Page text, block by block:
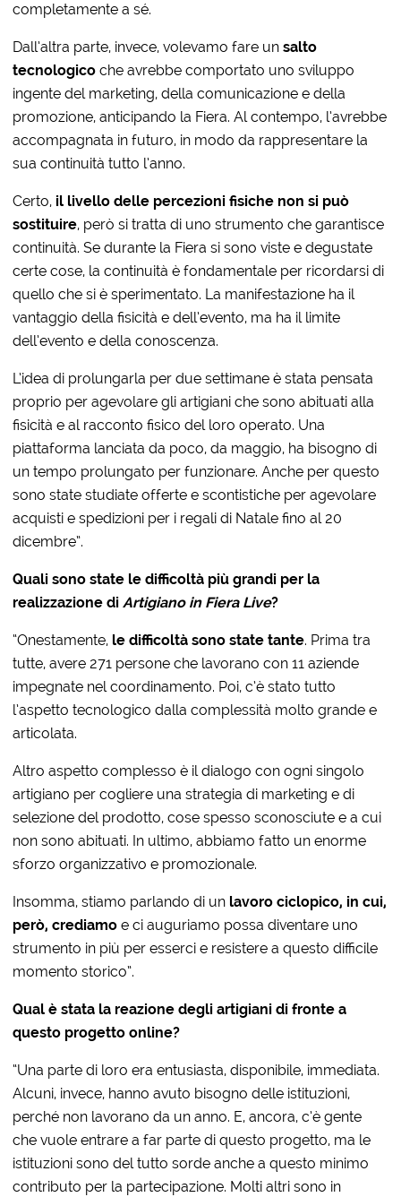
completamente a sé.
Dall’altra parte, invece, volevamo fare unsalto
tecnologico che avrebbe comportato uno sviluppo
ingente del marketing, della comunicazione e della
promozione, anticipando la Fiera. Al contempo, l’avrebbe
accompagnata in futuro, in modo da rappresentare la
sua continuità tutto l’anno.
Certo, il livello delle percezioni fisiche non si può
sostituire, però si tratta di uno strumento che garantisce
continuità. Se durante la Fiera si sono viste e degustate
certe cose, la continuità è fondamentale per ricordarsi di
quello che si è sperimentato. La manifestazione ha il
vantaggio della fisicità e dell’evento, ma ha il limite
dell’evento e della conoscenza.
L’idea di prolungarla per due settimane è stata pensata
proprio per agevolare gli artigiani che sono abituati alla
fisicità e al racconto fisico del loro operato. Una
piattaforma lanciata da poco, da maggio, ha bisogno di
un tempo prolungato per funzionare. Anche per questo
sono state studiate offerte e scontistiche per agevolare
acquisti e spedizioni per i regali di Natale fino al 20
dicembre”.
Quali sono state le difficoltà più grandi per la
realizzazione diArtigiano in Fiera Live?
“Onestamente, le difficoltà sono state tante. Prima tra
tutte, avere 271 persone che lavorano con 11 aziende
impegnate nel coordinamento. Poi, c’è stato tutto
l’aspetto tecnologico dalla complessità molto grande e
articolata.
Altro aspetto complesso è il dialogo con ogni singolo
artigiano per cogliere una strategia di marketing e di
selezione del prodotto, cose spesso sconosciute e a cui
non sono abituati. In ultimo, abbiamo fatto un enorme
sforzo organizzativo e promozionale.
Insomma, stiamo parlando di un lavoro ciclopico, in cui,
però, crediamoe ci auguriamo possa diventare uno
strumento in più per esserci e resistere a questo difficile
momento storico”.
Qual è stata la reazione degli artigiani di fronte a
questo progetto online?
“Una parte di loro era entusiasta, disponibile, immediata.
Alcuni, invece, hanno avuto bisogno delle istituzioni,
perché non lavorano da un anno. E, ancora, c’è gente
che vuole entrare a far parte di questo progetto, ma le
istituzioni sono del tutto sorde anche a questo minimo
contributo per la partecipazione. Molti altri sono in